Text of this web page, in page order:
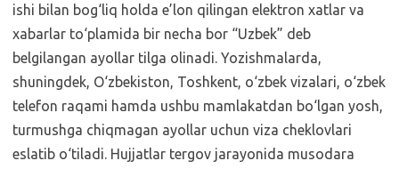
ishi bilan bog‘liq holda e’lon qilingan elektron xatlar va
xabarlar to‘plamida bir necha bor “Uzbek” deb
belgilangan ayollar tilga olinadi. Yozishmalarda,
shuningdek, O‘zbekiston, Toshkent, o‘zbek vizalari, o‘zbek
telefon raqami hamda ushbu mamlakatdan bo‘lgan yosh,
turmushga chiqmagan ayollar uchun viza cheklovlari
eslatib o‘tiladi. Hujjatlar tergov jarayonida musodara